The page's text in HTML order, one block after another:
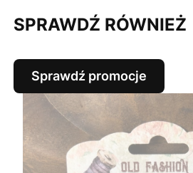
SPRAWDŹ RÓWNIEŻ
Sprawdź promocje